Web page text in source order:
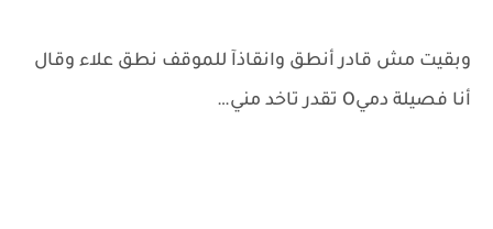
وبقيت مش قادر أنطق وانقاذآ للموقف نطق علاء وقال
أنا فصيلة دميO تقدر تاخد مني…